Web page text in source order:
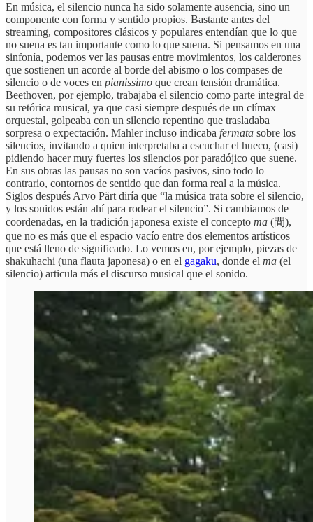
En música, el silencio nunca ha sido solamente ausencia, sino un
componente con forma y sentido propios. Bastante antes del
streaming, compositores clásicos y populares entendían que lo que
no suena es tan importante como lo que suena. Si pensamos en una
sinfonía, podemos ver las pausas entre movimientos, los calderones
que sostienen un acorde al borde del abismo o los compases de
silencio o de voces en pianissimo que crean tensión dramática.
Beethoven, por ejemplo, trabajaba el silencio como parte integral de
su retórica musical, ya que casi siempre después de un clímax
orquestal, golpeaba con un silencio repentino que trasladaba
sorpresa o expectación. Mahler incluso indicaba fermata sobre los
silencios, invitando a quien interpretaba a escuchar el hueco, (casi)
pidiendo hacer muy fuertes los silencios por paradójico que suene.
En sus obras las pausas no son vacíos pasivos, sino todo lo
contrario, contornos de sentido que dan forma real a la música.
Siglos después Arvo Pärt diría que “la música trata sobre el silencio,
y los sonidos están ahí para rodear el silencio”. Si cambiamos de
coordenadas, en la tradición japonesa existe el concepto ma (間),
que no es más que el espacio vacío entre dos elementos artísticos
que está lleno de significado. Lo vemos en, por ejemplo, piezas de
shakuhachi (una flauta japonesa) o en el gagaku, donde el ma (el
silencio) articula más el discurso musical que el sonido.